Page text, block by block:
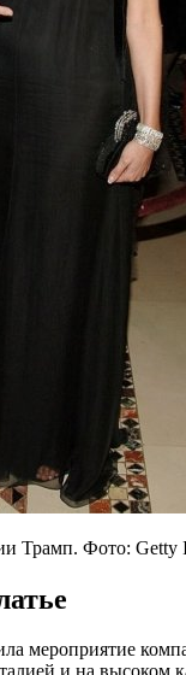
Трамп. Фото: Getty
мероприятие